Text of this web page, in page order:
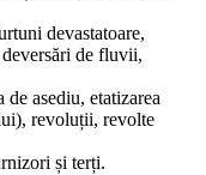
devastatoare,
de fluvii,
de asediu, etatizarea
revoluții, revolte
și terți.